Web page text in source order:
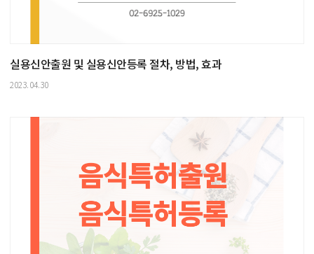
실용신안출원 및 실용신안등록 절차, 방법, 효과
2023.04.30